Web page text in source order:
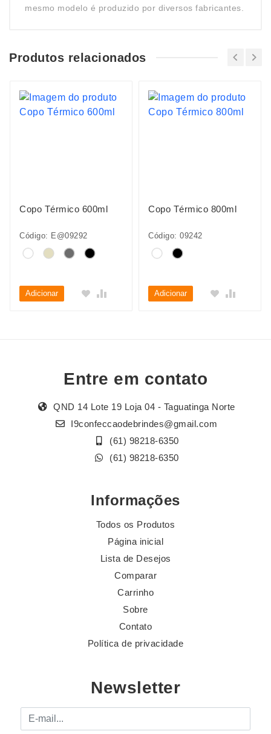
mesmo modelo é produzido por diversos fabricantes.
Produtos relacionados
Copo Térmico 600ml
Código: E@09292
Adicionar
Copo Térmico 800ml
Código: 09242
Adicionar
Entre em contato
QND 14 Lote 19 Loja 04 - Taguatinga Norte
I9confeccaodebrindes@gmail.com
(61) 98218-6350
(61) 98218-6350
Informações
Todos os Produtos
Página inicial
Lista de Desejos
Comparar
Carrinho
Sobre
Contato
Política de privacidade
Newsletter
E-mail